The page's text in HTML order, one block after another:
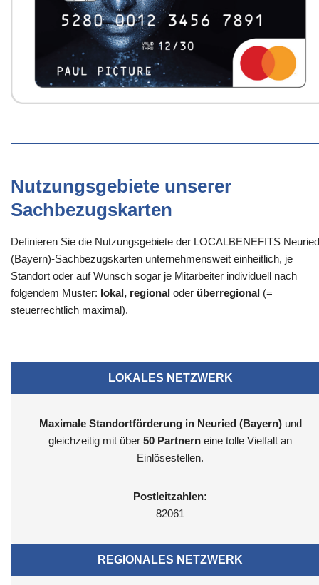
Nutzungsgebiete unserer
Sachbezugskarten
Definieren Sie die Nutzungsgebiete der LOCALBENEFITS Neuried
(Bayern)-Sachbezugskarten unternehmensweit einheitlich, je
Standort oder auf Wunsch sogar je Mitarbeiter individuell nach
folgendem Muster: lokal, regional oder überregional (=
steuerrechtlich maximal).
LOKALES NETZWERK
Maximale Standortförderung in Neuried (Bayern)und
gleichzeitig mit über 50 Partnern eine tolle Vielfalt an
Einlösestellen.
Postleitzahlen:
82061
REGIONALES NETZWERK